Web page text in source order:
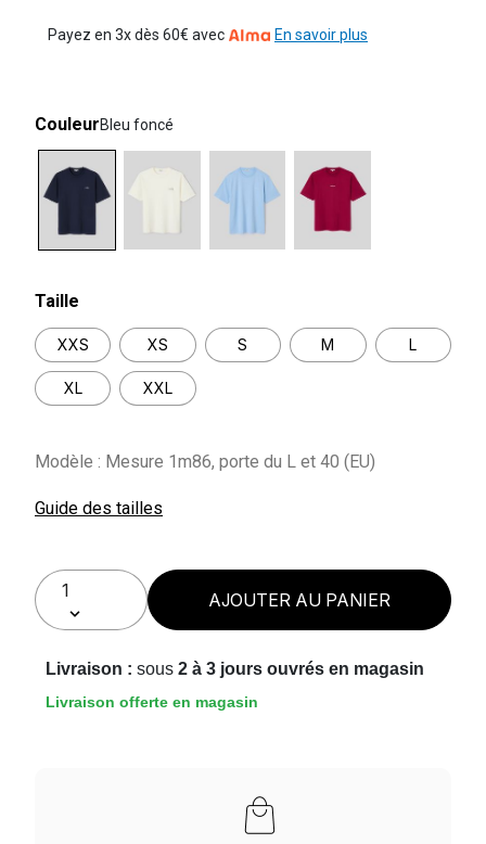
Payez en 3x dès 60€ avec En savoir plus
CouleurBleu foncé
Taille
XXS XS S M L
XL XXL
Modèle : Mesure 1m86, porte du L et 40 (EU)
Guide des tailles
AJOUTER AU PANIER
Livraison : sous 2 à 3 jours ouvrés en magasin
Livraison offerte en magasin